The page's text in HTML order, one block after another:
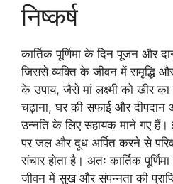
निष्कर्ष
कार्तिक पूर्णिमा के दिन पूजन और
जिससे व्यक्ति के जीवन में समृद्धि
के उपाय, जैसे मां लक्ष्मी को खीर का
चढ़ाना, घर की सफाई और
उन्नति के लिए सहायक माने गए हैं।
पर जल और दूध अर्पित करने से
संचार होता है। अतः कार्तिक
जीवन में सुख और संपन्नता की